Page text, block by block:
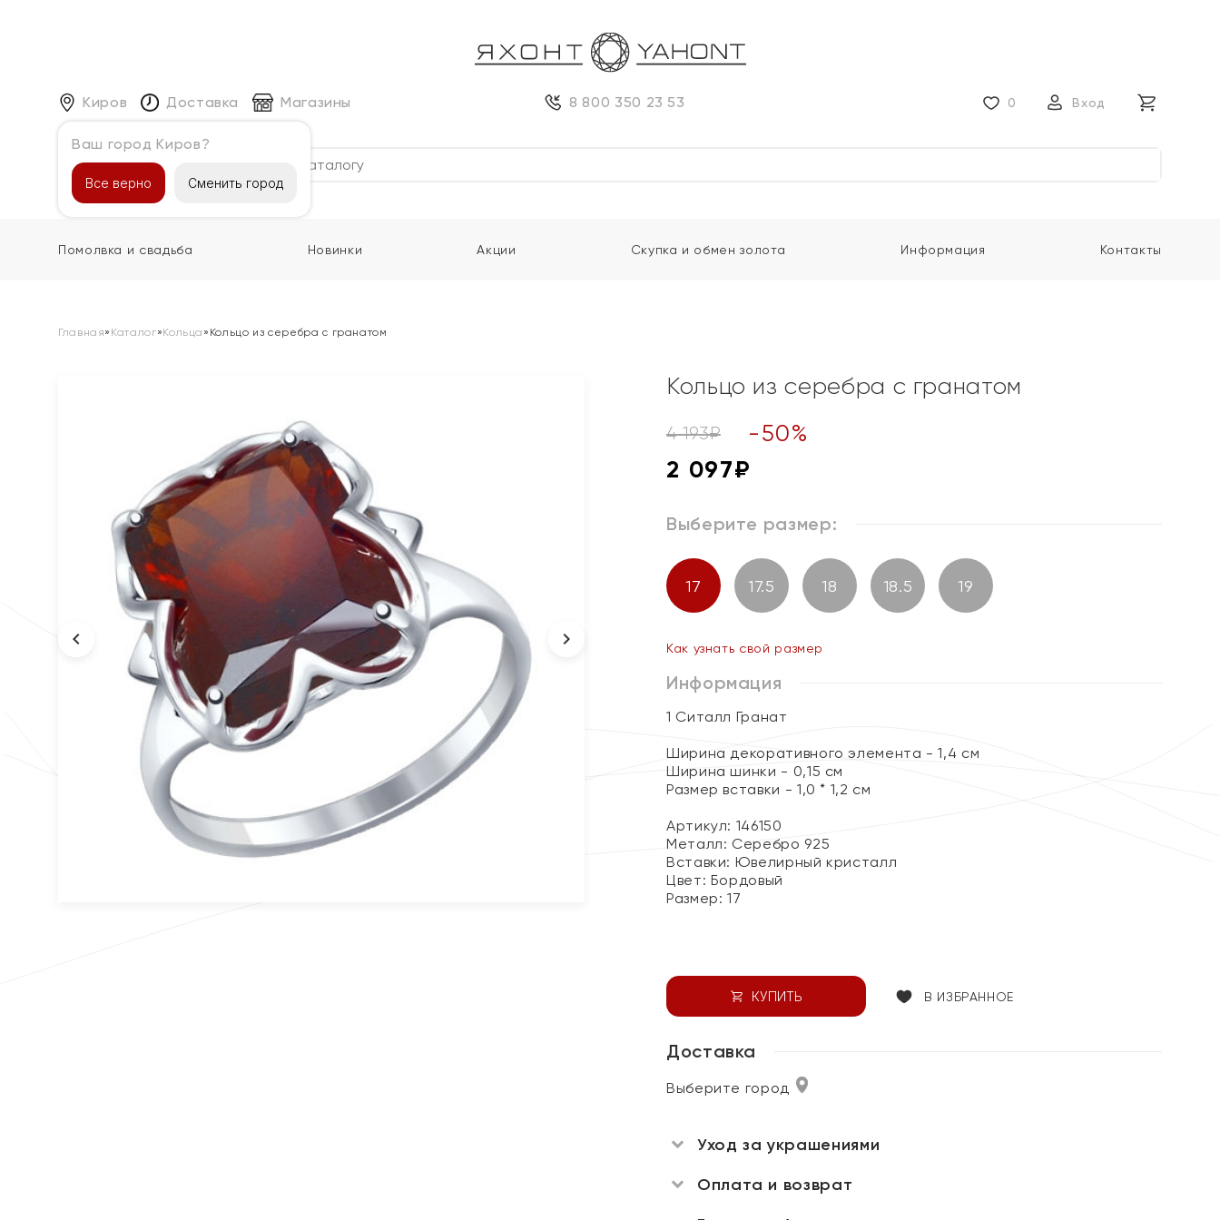
Киров
Ваш город Киров?
Все верно Сменить город
Доставка Магазины 8 800 350 23 53 0 Вход
Каталог
Помолвка и свадьба Новинки Акции Скупка и обмен золота Информация Контакты
Главная» Каталог»Кольца » Кольцо из серебра с гранатом
Кольцо из серебра с гранатом
4 193₽ -50%
2 097₽
Выберите размер:
17 17.5 18 18.5 19
Как узнать свой размер
Информация
1 Ситалл Гранат
Ширина декоративного элемента - 1,4 см
Ширина шинки - 0,15 см
Размер вставки - 1,0 * 1,2 см
Артикул: 146150
Металл: Серебро 925
Вставки: Ювелирный кристалл
Цвет: Бордовый
Размер:17
КУПИТЬ В ИЗБРАННОЕ
Доставка
Выберите город
Уход за украшениями
Оплата и возврат